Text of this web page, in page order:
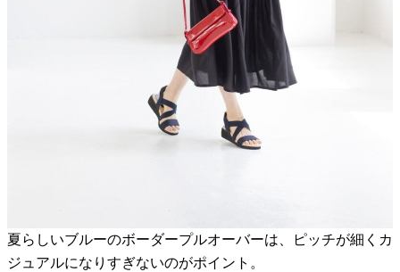
夏らしいブルーのボーダープルオーバーは、ピッチが細くカ
ジュアルになりすぎないのがポイント。